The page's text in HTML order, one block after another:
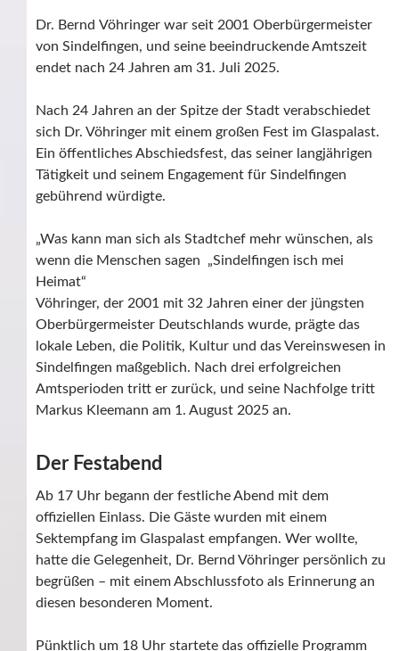
Dr. Bernd Vöhringer war seit 2001 Oberbürgermeister
von Sindelfingen, und seine beeindruckende Amtszeit
endet nach 24 Jahren am 31. Juli 2025.
Nach 24 Jahren an der Spitze der Stadt verabschiedet
sich Dr. Vöhringer mit einem großen Fest im Glaspalast.
Ein öffentliches Abschiedsfest, das seiner langjährigen
Tätigkeit und seinem Engagement für Sindelfingen
gebührend würdigte.
„Was kann man sich als Stadtchef mehr wünschen, als
wenn die Menschen sagen „Sindelfingen isch mei
Heimat“
Vöhringer, der 2001 mit 32 Jahren einer der jüngsten
Oberbürgermeister Deutschlands wurde, prägte das
lokale Leben, die Politik, Kultur und das Vereinswesen in
Sindelfingen maßgeblich. Nach drei erfolgreichen
Amtsperioden tritt er zurück, und seine Nachfolge tritt
Markus Kleemann am 1. August 2025 an.
Der Festabend
Ab 17 Uhr begann der festliche Abend mit dem
offiziellen Einlass. Die Gäste wurden mit einem
Sektempfang im Glaspalast empfangen. Wer wollte,
hatte die Gelegenheit, Dr. Bernd Vöhringer persönlich zu
begrüßen – mit einem Abschlussfoto als Erinnerung an
diesen besonderen Moment.
Pünktlich um 18 Uhr startete das offizielle Programm